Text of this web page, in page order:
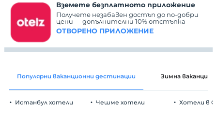
Вземете безплатното приложение
Получете незабавен достъп до по-добри
цени — допълнителни 10% отстъпка
ОТВОРЕНО ПРИЛОЖЕНИЕ
Популярни ваканционни дестинации Зимна ваканция
Истанбул хотели Чешме хотели Хотели в